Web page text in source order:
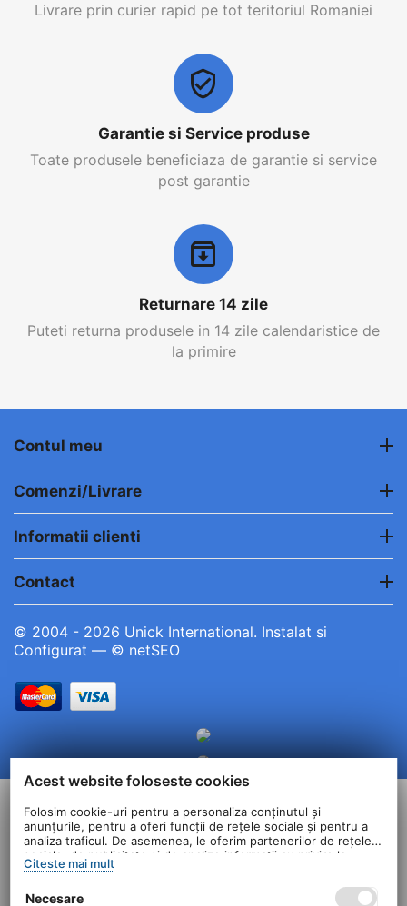
Livrare prin curier rapid pe tot teritoriul Romaniei
Garantie si Service produse
Toate produsele beneficiaza de garantie si service
post garantie
Returnare 14 zile
Puteti returna produsele in 14 zile calendaristice de
la primire
Contul meu
Comenzi/Livrare
Informatii clienti
Contact
© 2004 - 2026 Unick International. Instalat si
Configurat — © netSEO
Acest website foloseste cookies
Folosim cookie-uri pentru a personaliza conținutul și
anunțurile, pentru a oferi funcții de rețele sociale și pentru a
analiza traficul. De asemenea, le oferim partenerilor de rețele
sociale, de publicitate și de analize informații cu privire la
modul în care folosiți site-ul nostru. Aceștia le pot combina cu
serviciilor lor.
Citeste mai mult
Necesare